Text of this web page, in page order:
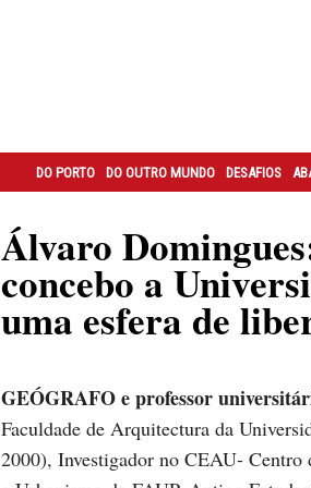
DO PORTO DO OUTRO MUNDO DESAFIOS
Álvaro
concebo a
uma esfera de
GEÓGRAFO e professor
Faculdade de Arquitectura da
2000), Investigador no CEAU- Centro